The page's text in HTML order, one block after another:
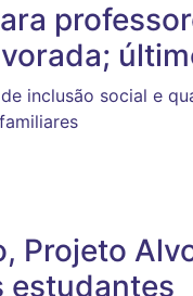
inclusão social e
Projeto
estudantes